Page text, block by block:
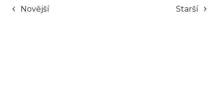
Novější Starší